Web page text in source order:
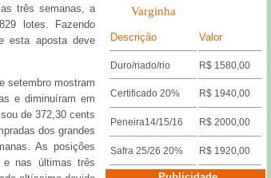
três semanas, a
lotes. Fazendo
esta aposta deve
setembro mostram
e diminuíram em
de 372,30 cents
dos grandes
As posições
e nas últimas três
Varginha
Descrição Valor
Duro/riado/rio R$ 1580,00
Certificado 20% R$ 1940,00
Peneira14/15/16 R$ 2000,00
Safra 25/26 20% R$ 1920,00